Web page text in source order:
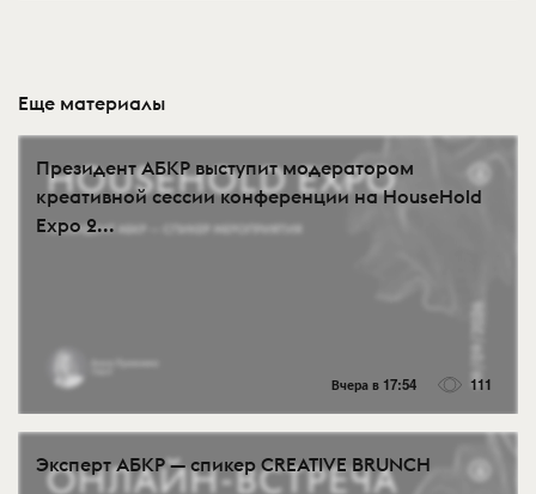
Еще материалы
Президент АБКР выступит модератором
креативной сессии конференции на HouseHold
Expo 2...
Вчера в 17:54 111
Эксперт АБКР — спикер CREATIVE BRUNCH